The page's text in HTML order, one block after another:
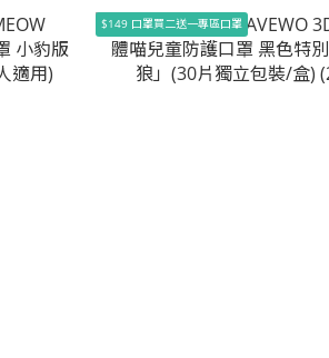
$149 口罩買二送一專區口罩